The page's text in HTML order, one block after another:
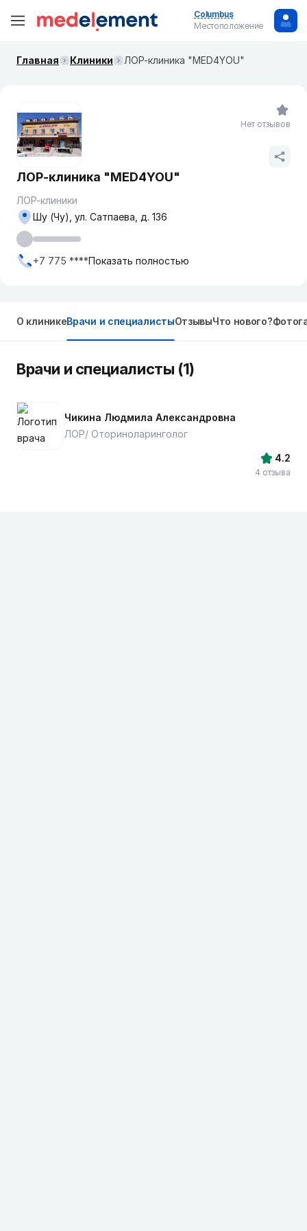
Columbus
Местоположение
Главная Клиники ЛОР-клиника "MED4YOU"
ЛОР-клиника "MED4YOU"
ЛОР-клиники
Шу (Чу), ул. Сатпаева, д. 136
+7 775 ****Показать полностью
Нет отзывов
О клиникеВрачи и специалистыОтзывыЧто нового?
Врачи и специалисты (1)
Чикина Людмила Александровна
ЛОР/ Оториноларинголог
4.2
4 отзыва